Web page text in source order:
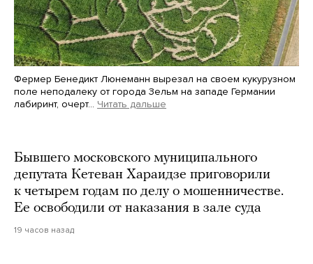
Фермер Бенедикт Люнеманн вырезал на своем кукурузном
поле неподалеку от города Зельм на западе Германии
лабиринт, очерт… Читать дальше
Бывшего московского муниципального
депутата Кетеван Хараидзе приговорили
к четырем годам по делу о мошенничестве.
Ее освободили от наказания в зале суда
19 часов назад